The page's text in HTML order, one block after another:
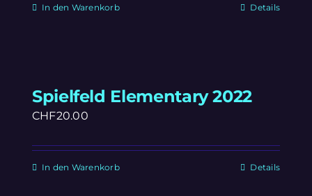
In den Warenkorb Details
Spielfeld Elementary 2022
CHF20.00
In den Warenkorb Details